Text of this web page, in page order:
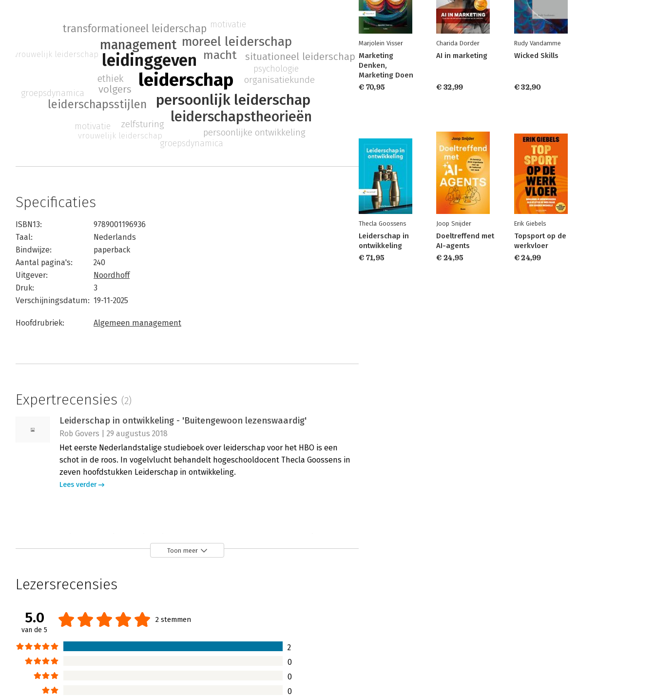
leiderschap
leidinggeven
persoonlijk leiderschap
management
leiderschapstheorieën
moreel leiderschap
macht
transformationeel leiderschap
leiderschapsstijlen
volgers
situationeel leiderschap
psychologie
organisatiekunde
ethiek
persoonlijke ontwikkeling
zelfsturing
motivatie
groepsdynamica
vrouwelijk leiderschap
motivatie
groepsdynamica
vrouwelijk leiderschap
Specificaties
ISBN13:
9789001196936
Taal:
Nederlands
Bindwijze:
paperback
Aantal pagina's:
240
Uitgever:
Noordhoff
Druk:
3
Verschijningsdatum: 19-11-2025
Hoofdrubriek: Algemeen management
Expertrecensies (2)
Leiderschap in ontwikkeling - 'Buitengewoon lezenswaardig'
Rob Govers | 29 augustus 2018
Het eerste Nederlandstalige studieboek over leiderschap voor het HBO is een
schot in de roos. In vogelvlucht behandelt hogeschooldocent Thecla Goossens in
zeven hoofdstukken Leiderschap in ontwikkeling.
Lees verder
adviseurs'
Leiderschap is een onderwerp waar sinds mensenheugenis over wordt
gefilosofeerd en geoordeeld. Thecla Goossens is erin geslaagd om een fraai
Lees verder
Toon meer
Lezersrecensies
5.0
van de 5
2 stemmen
2
0
0
0
Marjolein Visser
Marketing
Denken,
Marketing Doen
€ 70,95
Charida Dorder
AI in marketing
€ 32,99
Rudy Vandamme
Wicked Skills
€ 32,90
Thecla Goossens
Leiderschap in
ontwikkeling
€ 71,95
Joop Snijder
Doeltreffend met
AI-agents
€ 24,95
Erik Giebels
Topsport op de
werkvloer
€ 24,99